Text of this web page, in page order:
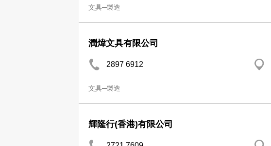
文具─製造
潤煒文具有限公司
2897 6912
文具─製造
輝隆行(香港)有限公司